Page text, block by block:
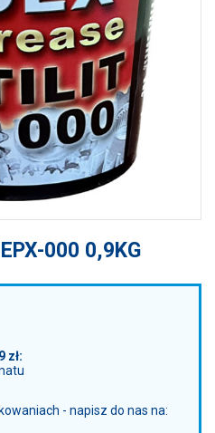
000 0,9KG
zł:
- napisz do nas na: